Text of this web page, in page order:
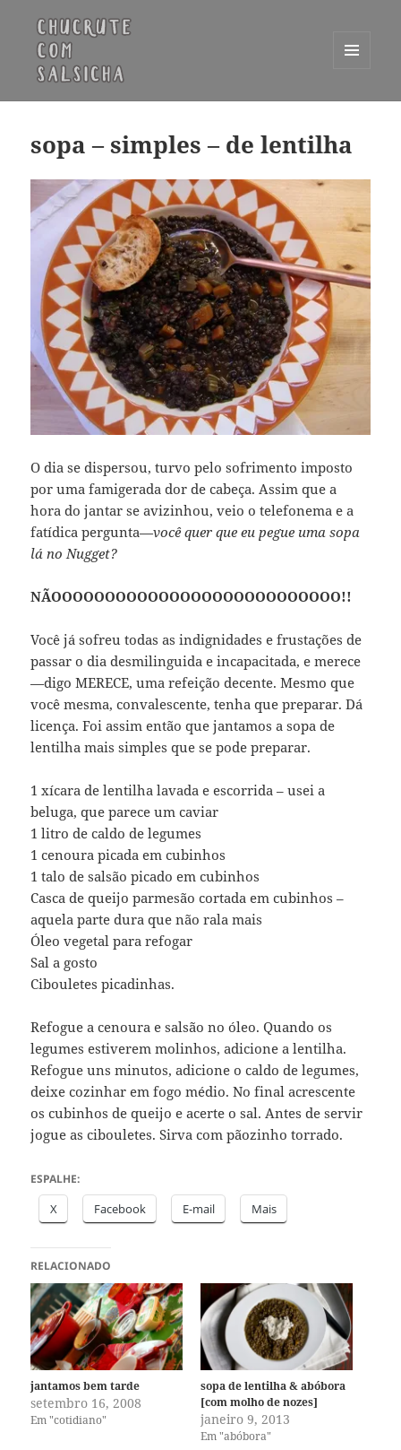
WIDGETS
sopa – simples – de lentilha
O dia se dispersou, turvo pelo sofrimento imposto
por uma famigerada dor de cabeça. Assim que a
hora do jantar se avizinhou, veio o telefonema e a
fatídica pergunta—você quer que eu pegue uma sopa
lá no Nugget?
NÃOOOOOOOOOOOOOOOOOOOOOOOOOOO!!
Você já sofreu todas as indignidades e frustações de
passar o dia desmilinguida e incapacitada, e merece
—digo MERECE, uma refeição decente. Mesmo que
você mesma, convalescente, tenha que preparar. Dá
licença. Foi assim então que jantamos a sopa de
lentilha mais simples que se pode preparar.
1 xícara de lentilha lavada e escorrida – usei a
beluga, que parece um caviar
1 litro de caldo de legumes
1 cenoura picada em cubinhos
1 talo de salsão picado em cubinhos
Casca de queijo parmesão cortada em cubinhos –
aquela parte dura que não rala mais
Óleo vegetal para refogar
Sal a gosto
Cibouletes picadinhas.
Refogue a cenoura e salsão no óleo. Quando os
legumes estiverem molinhos, adicione a lentilha.
Refogue uns minutos, adicione o caldo de legumes,
deixe cozinhar em fogo médio. No final acrescente
os cubinhos de queijo e acerte o sal. Antes de servir
jogue as cibouletes. Sirva com pãozinho torrado.
ESPALHE:
X Facebook E-mail Mais
RELACIONADO
jantamos bem tarde
setembro 16, 2008
Em "cotidiano"
sopa de lentilha & abóbora
[com molho de nozes]
janeiro 9, 2013
Em "abóbora"